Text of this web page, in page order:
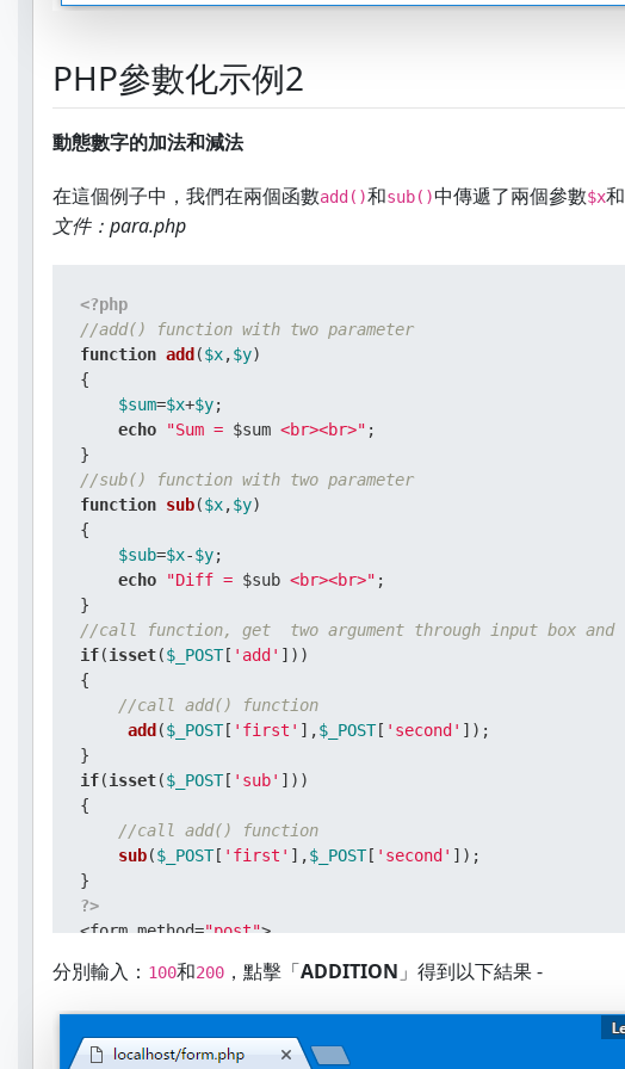
PHP參數化示例2
動態數字的加法和減法
在這個例子中，我們在兩個函數add()和sub()中傳遞了兩個參數$x和
文件：para.php
<?php
//add() function with two parameter
function add ($x,$y
{
$sum=$x+$y;
echo
"Sum = $sum <br><br>" ;
//sub() function with two parameter
function sub($x,$y
{
$sub=$x-$y;
echo
"Diff = $sub <br><br>" ;
//call function, get  two argument through input box
if(isset($_POST[ 'add' ]))
{
//call add() function
add ($_POST[ 'first' ],$_POST[ 'second' ]);
if(isset($_POST[ 'sub' ]))
{
//call add() function
sub($_POST[ 'first' ],$_POST[ 'second' ]);
?>
<form method="post">
Enter second number: <input type="number" name="second"
</form>
分別輸入： 100和200 ，點擊「ADDITION 」得到以下結果 -